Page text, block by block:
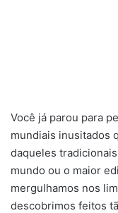
Você já parou para
mundiais inusitados
daqueles
mundo ou o maior
mergulhamos nos
descobrimos feitos